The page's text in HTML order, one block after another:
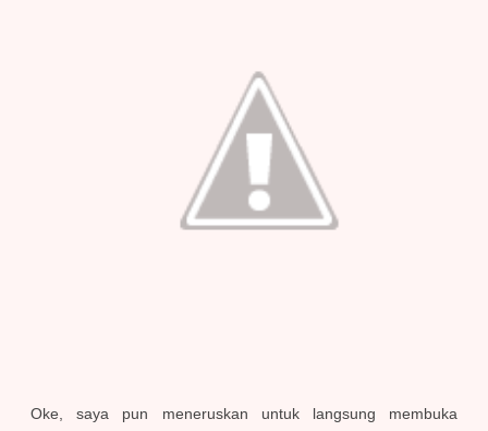
Oke, saya pun meneruskan untuk langsung membuka